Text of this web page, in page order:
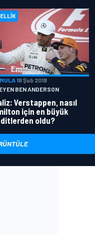
16 Şub 2018
BEN ANDERSON
Verstappen, nasıl
için en büyük
oldu?